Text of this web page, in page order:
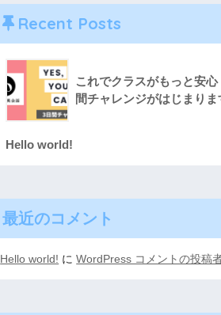
Recent Posts
これでクラスがもっと安心
間チャレンジがはじまりま
Hello world!
最近のコメント
Hello world! にWordPress コメントの投稿